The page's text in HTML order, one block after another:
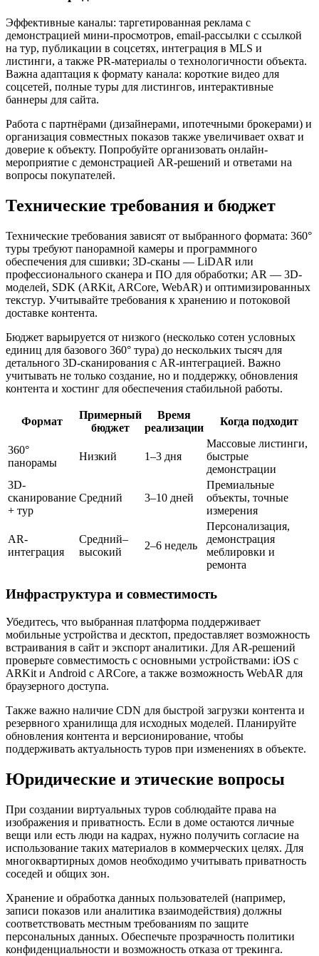
Эффективные каналы: таргетированная реклама с
демонстрацией мини-просмотров, email-рассылки с ссылкой
на тур, публикации в соцсетях, интеграция в MLS и
листинги, а также PR-материалы о технологичности объекта.
Важна адаптация к формату канала: короткие видео для
соцсетей, полные туры для листингов, интерактивные
баннеры для сайта.
Работа с партнёрами (дизайнерами, ипотечными брокерами) и
организация совместных показов также увеличивает охват и
доверие к объекту. Попробуйте организовать онлайн-
мероприятие с демонстрацией AR-решений и ответами на
вопросы покупателей.
Технические требования и бюджет
Технические требования зависят от выбранного формата: 360°
туры требуют панорамной камеры и программного
обеспечения для сшивки; 3D-сканы — LiDAR или
профессионального сканера и ПО для обработки; AR — 3D-
моделей, SDK (ARKit, ARCore, WebAR) и оптимизированных
текстур. Учитывайте требования к хранению и потоковой
доставке контента.
Бюджет варьируется от низкого (несколько сотен условных
единиц для базового 360° тура) до нескольких тысяч для
детального 3D-сканирования с AR-интеграцией. Важно
учитывать не только создание, но и поддержку, обновления
контента и хостинг для обеспечения стабильной работы.
Формат
Примерный
бюджет
Время
реализации
Когда подходит
360°
панорамы
Низкий 1–3 дня
Массовые листинги,
быстрые
демонстрации
3D-
сканирование
+ тур
Средний 3–10 дней
Премиальные
объекты, точные
измерения
AR-
интеграция
Средний–
высокий
2–6 недель
Персонализация,
демонстрация
меблировки и
ремонта
Инфраструктура и совместимость
Убедитесь, что выбранная платформа поддерживает
мобильные устройства и десктоп, предоставляет возможность
встраивания в сайт и экспорт аналитики. Для AR-решений
проверьте совместимость с основными устройствами: iOS с
ARKit и Android с ARCore, а также возможность WebAR для
браузерного доступа.
Также важно наличие CDN для быстрой загрузки контента и
резервного хранилища для исходных моделей. Планируйте
обновления контента и версионирование, чтобы
поддерживать актуальность туров при изменениях в объекте.
Юридические и этические вопросы
При создании виртуальных туров соблюдайте права на
изображения и приватность. Если в доме остаются личные
вещи или есть люди на кадрах, нужно получить согласие на
использование таких материалов в коммерческих целях. Для
многоквартирных домов необходимо учитывать приватность
соседей и общих зон.
Хранение и обработка данных пользователей (например,
записи показов или аналитика взаимодействия) должны
соответствовать местным требованиям по защите
персональных данных. Обеспечьте прозрачность политики
конфиденциальности и возможность отказа от трекинга.